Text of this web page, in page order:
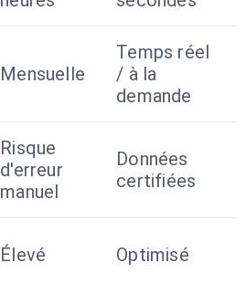
Mensuelle
Temps réel
/ à la
demande
Risque
d'erreur
manuel
Données
certifiées
Élevé Optimisé